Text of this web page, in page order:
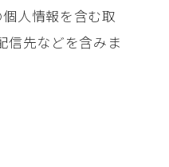
人情報を含む取
信先などを含みま